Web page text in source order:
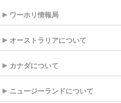
ワーホリ情報局
オーストラリアについて
カナダについて
ニュージーランドについて